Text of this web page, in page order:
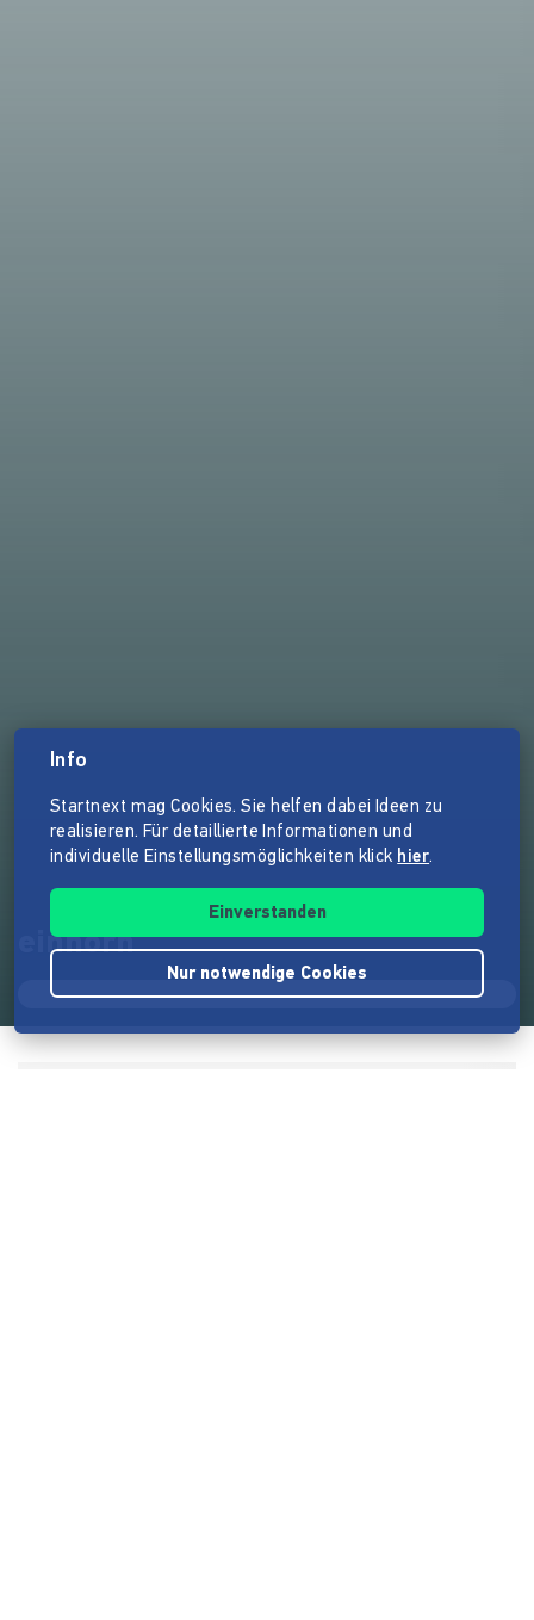
einhorn
Info
Startnext mag Cookies. Sie helfen dabei Ideen zu
realisieren. Für detaillierte Informationen und
individuelle Einstellungsmöglichkeiten klick hier.
Einverstanden
Nur notwendige Cookies